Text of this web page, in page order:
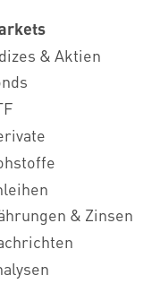
& Aktien
& Zinsen